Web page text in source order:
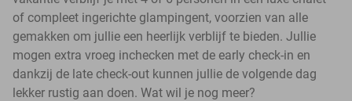
of compleet ingerichte glampingent, voorzien van alle
gemakken om jullie een heerlijk verblijf te bieden. Jullie
mogen extra vroeg inchecken met de early check-in en
dankzij de late check-out kunnen jullie de volgende dag
lekker rustig aan doen. Wat wil je nog meer?